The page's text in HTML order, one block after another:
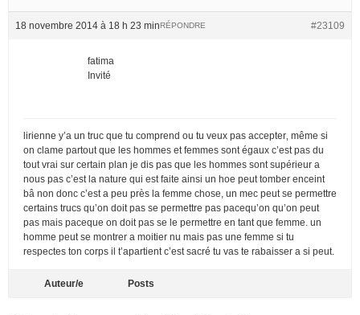
18 novembre 2014 à 18 h 23 min #23109
RÉPONDRE
fatima
Invité
lirienne y’a un truc que tu comprend ou tu veux pas accepter‚ même si
on clame partout que les hommes et femmes sont égaux c’est pas du
tout vrai sur certain plan je dis pas que les hommes sont supérieur a
nous pas c’est la nature qui est faite ainsi un hoe peut tomber enceint
bâ non donc c’est a peu près la femme chose, un mec peut se permettre
certains trucs qu’on doit pas se permettre pas pacequ’on qu’on peut
pas mais paceque on doit pas se le permettre en tant que femme. un
homme peut se montrer a moitier nu mais pas une femme si tu
respectes ton corps il t’apartient c’est sacré tu vas te rabaisser a si peut.
Auteur/e Posts